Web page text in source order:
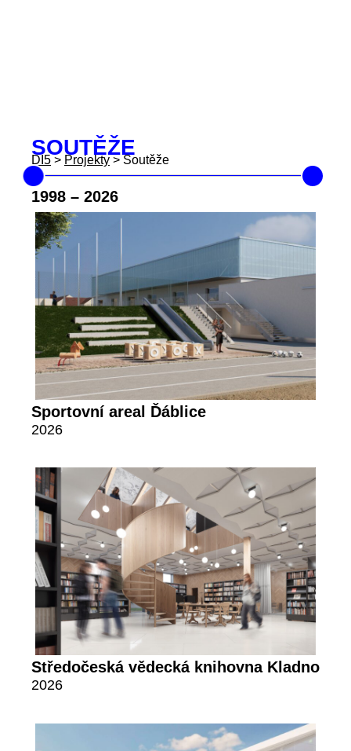
SOUTĚŽE
DI5 > Projekty > Soutěže
1998 – 2026
Sportovní areal Ďáblice
2026
Středočeská vědecká knihovna Kladno
2026